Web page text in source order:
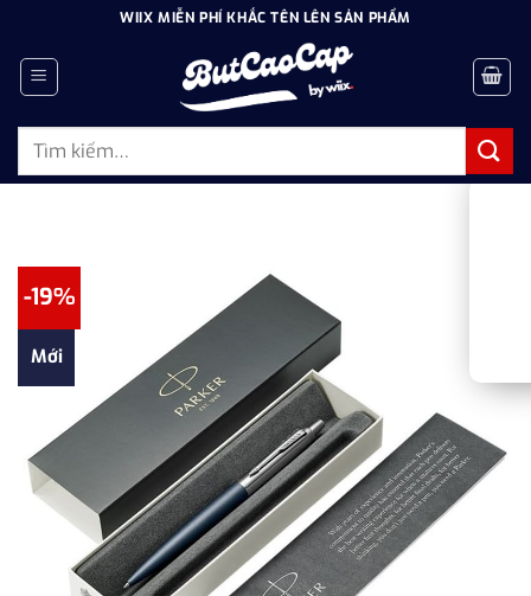
dung
WIIX MIỄN PHÍ KHẮC TÊN LÊN SẢN PHẨM
Tìm
-19%
Mới